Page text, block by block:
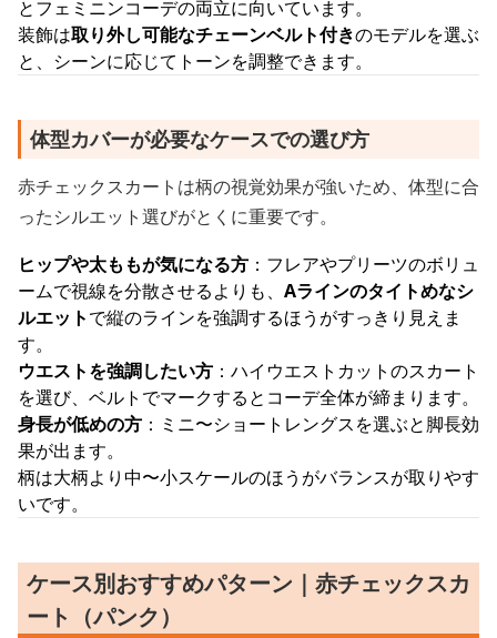
とフェミニンコーデの両立に向いています。
装飾は取り外し可能なチェーンベルト付きのモデルを選ぶ
と、シーンに応じてトーンを調整できます。
体型カバーが必要なケースでの選び方
赤チェックスカートは柄の視覚効果が強いため、体型に合
ったシルエット選びがとくに重要です。
ヒップや太ももが気になる方 ：フレアやプリーツのボリュ
ームで視線を分散させるよりも、 Aラインのタイトめなシ
ルエットで縦のラインを強調するほうがすっきり見えま
す。
ウエストを強調したい方 ：ハイウエストカットのスカート
を選び、ベルトでマークするとコーデ全体が締まります。
身長が低めの方 ：ミニ〜ショートレングスを選ぶと脚長効
果が出ます。
柄は大柄より中〜小スケールのほうがバランスが取りやす
いです。
ケース別おすすめパターン｜赤チェックスカ
ート（パンク）